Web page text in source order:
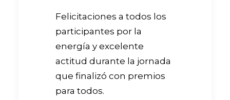
Felicitaciones a todos los
participantes por la
energía y excelente
actitud durante la jornada
que finalizó con premios
para todos.